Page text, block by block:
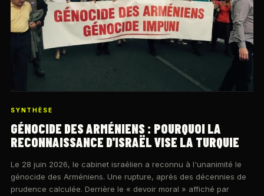
SYNTHÈSE
GÉNOCIDE DES ARMÉNIENS : POURQUOI LA
RECONNAISSANCE D'ISRAËL VISE LA TURQUIE
Le 28 juin 2026, le cabinet israélien a reconnu à l'unanimité le
génocide des Arméniens. Une rupture, après des décennies de
prudence calculée. Derrière le « devoir moral » affiché par